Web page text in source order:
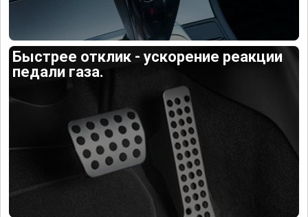
Быстрее отклик - ускорение реакции
педали газа.